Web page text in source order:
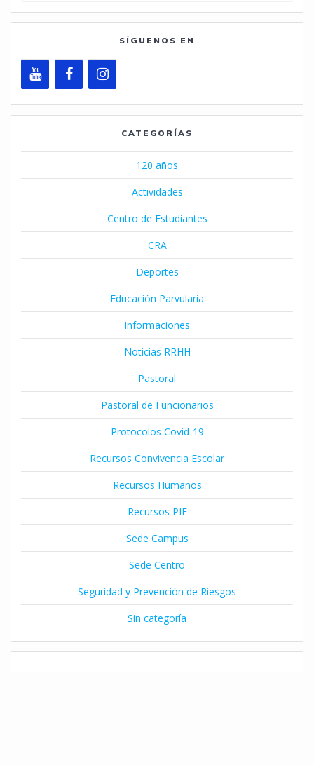
SÍGUENOS EN
CATEGORÍAS
120 años
Actividades
Centro de Estudiantes
CRA
Deportes
Educación Parvularia
Informaciones
Noticias RRHH
Pastoral
Pastoral de Funcionarios
Protocolos Covid-19
Recursos Convivencia Escolar
Recursos Humanos
Recursos PIE
Sede Campus
Sede Centro
Seguridad y Prevención de Riesgos
Sin categoría